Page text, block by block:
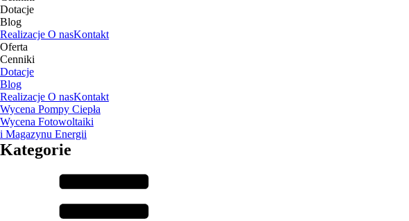
Dotacje
Blog
Realizacje O nasKontakt
Oferta
Cenniki
Dotacje
Blog
Realizacje O nasKontakt
Wycena Pompy Ciepła
Wycena Fotowoltaiki
i Magazynu Energii
Kategorie